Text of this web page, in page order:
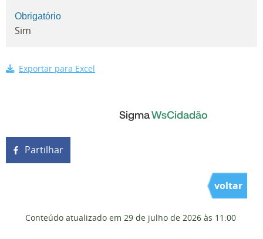
Obrigatório
Sim
Exportar para Excel
Partilhar
voltar
Conteúdo atualizado em 29 de julho de 2026 às 11:00